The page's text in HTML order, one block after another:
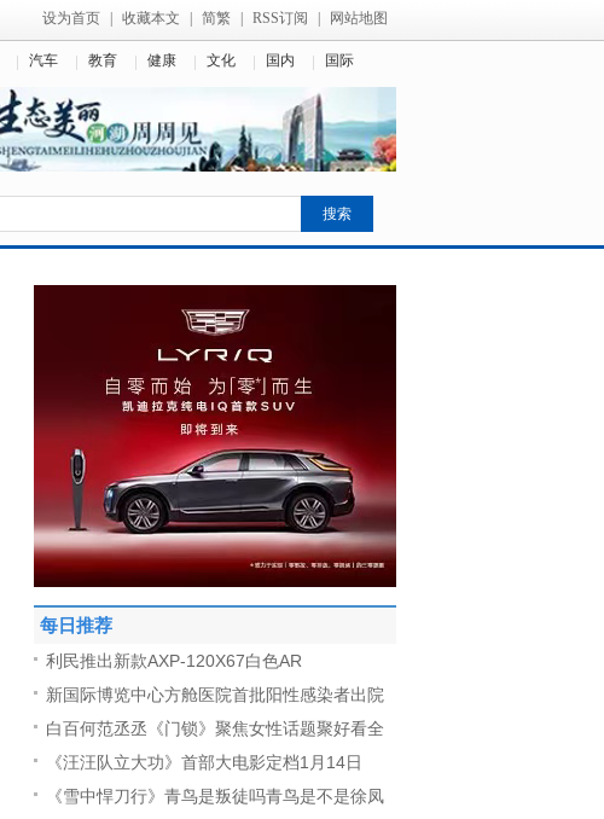
设为首页 收藏本文 简繁 RSS订阅 网站地图
汽车 教育 健康 文化 国内 国际
每日推荐
利民推出新款AXP-120X67白色AR
新国际博览中心方舱医院首批阳性感染者出院
白百何范丞丞《门锁》聚焦女性话题聚好看全
《汪汪队立大功》首部大电影定档1月14日
《雪中悍刀行》青鸟是叛徒吗青鸟是不是徐凤